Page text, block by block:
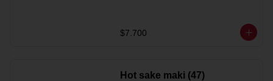
$7.700
Hot sake maki (47)